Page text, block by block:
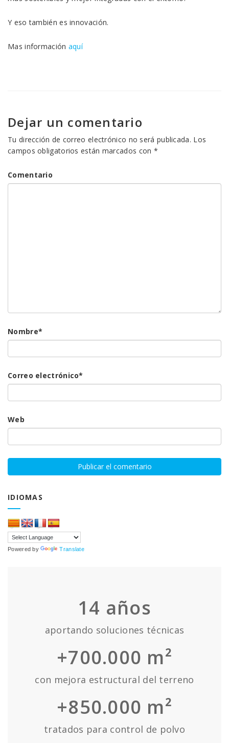
Y eso también es innovación.
Mas información aquí
Dejar un comentario
Tu dirección de correo electrónico no será publicada. Los
campos obligatorios están marcados con *
Comentario
Nombre*
Correo electrónico*
Web
IDIOMAS
Powered by Translate
14 años
aportando soluciones técnicas
+700.000 m²
con mejora estructural del terreno
+850.000 m²
tratados para control de polvo